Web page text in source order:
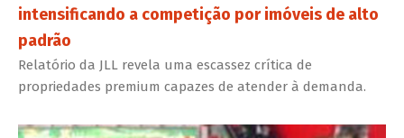
intensificando a competição por imóveis de alto
padrão
Relatório da JLL revela uma escassez crítica de
propriedades premium capazes de atender à demanda.